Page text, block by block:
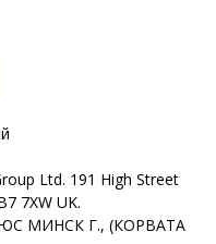
Ltd. 191 High Street
7XW UK.
МИНСК Г., (КОРВАТА